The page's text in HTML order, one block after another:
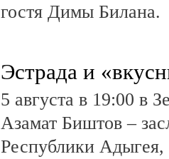
гостя Димы Билана.
Эстрада и
5 августа в 19:00 в
Азамат Биштов –
Республики